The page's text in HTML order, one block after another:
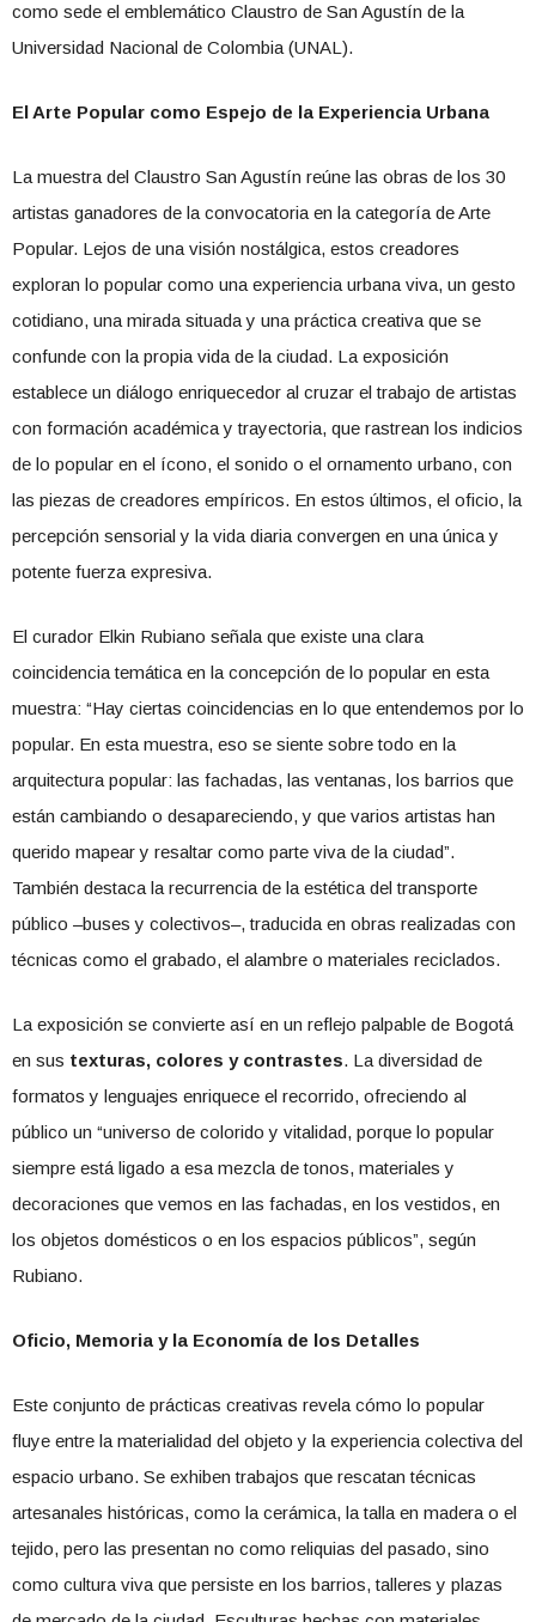
como sede el emblemático Claustro de San Agustín de la
Universidad Nacional de Colombia (UNAL).
El Arte Popular como Espejo de la Experiencia Urbana
La muestra del Claustro San Agustín reúne las obras de los 30
artistas ganadores de la convocatoria en la categoría de Arte
Popular. Lejos de una visión nostálgica, estos creadores
exploran lo popular como una experiencia urbana viva, un gesto
cotidiano, una mirada situada y una práctica creativa que se
confunde con la propia vida de la ciudad. La exposición
establece un diálogo enriquecedor al cruzar el trabajo de artistas
con formación académica y trayectoria, que rastrean los indicios
de lo popular en el ícono, el sonido o el ornamento urbano, con
las piezas de creadores empíricos. En estos últimos, el oficio, la
percepción sensorial y la vida diaria convergen en una única y
potente fuerza expresiva.
El curador Elkin Rubiano señala que existe una clara
coincidencia temática en la concepción de lo popular en esta
muestra: “Hay ciertas coincidencias en lo que entendemos por lo
popular. En esta muestra, eso se siente sobre todo en la
arquitectura popular: las fachadas, las ventanas, los barrios que
están cambiando o desapareciendo, y que varios artistas han
querido mapear y resaltar como parte viva de la ciudad”.
También destaca la recurrencia de la estética del transporte
público –buses y colectivos–, traducida en obras realizadas con
técnicas como el grabado, el alambre o materiales reciclados.
La exposición se convierte así en un reflejo palpable de Bogotá
en sus texturas, colores y contrastes. La diversidad de
formatos y lenguajes enriquece el recorrido, ofreciendo al
público un “universo de colorido y vitalidad, porque lo popular
siempre está ligado a esa mezcla de tonos, materiales y
decoraciones que vemos en las fachadas, en los vestidos, en
los objetos domésticos o en los espacios públicos”, según
Rubiano.
Oficio, Memoria y la Economía de los Detalles
Este conjunto de prácticas creativas revela cómo lo popular
fluye entre la materialidad del objeto y la experiencia colectiva del
espacio urbano. Se exhiben trabajos que rescatan técnicas
artesanales históricas, como la cerámica, la talla en madera o el
tejido, pero las presentan no como reliquias del pasado, sino
como cultura viva que persiste en los barrios, talleres y plazas